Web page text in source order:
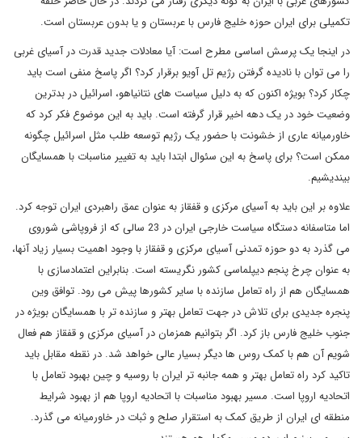
تکمیلی برای ایران حوزه خلیج فارس با عربستان و یا بدون عربستان است.
در اینجا یک پرسش اساسی مطرح است: آیا معادلات جدید قدرت در آسیای غربی
را می توان با نادیده گرفتن رژیم تل آویو برقرار کرد؟ اگر پاسخ منفی است باید
چکار کرد؟ بویژه اکنون که به دلیل سیاست های نتانیاهو، اسرائیل در بدترین
وضعیت خود در یک دهه اخیر قرار گرفته است. باید به این موضوع فکر کرد که
خاورمیانه عاری از خشونت با حضور یک رژیم توسعه طلب مثل اسرائیل چگونه
ممکن است؟ برای پاسخ به این سئوال ابتدا باید به تغییر مناسبات با همسایگان
بیندیشیم.
علاوه بر این باید به آسیای مرکزی و قفقاز به عنوان عمق راهبردی ایران توجه کرد.
اما متاسفانه دستگاه سیاست خارجی ایران در 23 سالی که از فروپاشی شوروی
می گذرد به دو حوزه تمدنی آسیای مرکزی و قفقاز با وجود اهمیت بسیار زیاد آنها،
به عنوان چرخ پنجم دیپلماسی کشور نگریسته است. بنابراین اعتمادسازی با
همسایگان هم از راه تعامل سازنده با سایر کشورها پیش می رود. توافق وین
پنجره جدیدی برای تلاش در جهت تعامل بهتر و سازنده تر با همسایگان بویژه در
جنوب خلیج فارس باز کرد. اگر بتوانیم همزمان در آسیای مرکزی و قفقاز هم فعال
شویم آن هم با کمک روس ها دیگر بسیار عالی خواهد شد. در نقطه مقابل باید
تاکید کرد راه تعامل بهتر و همه جانبه تر ایران با روسیه و چین بهبود تعامل با
اتحادیه اروپا است. مسیر بهبود مناسبات با اتحادیه اروپا هم از بهبود شرایط
منطقه ای ایران از طریق کمک به استقرار صلح و ثبات در خاورمیانه می گذرد.